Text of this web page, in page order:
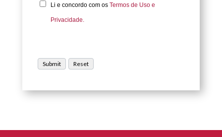
Li e concordo com os Termos de Uso e
Privacidade.